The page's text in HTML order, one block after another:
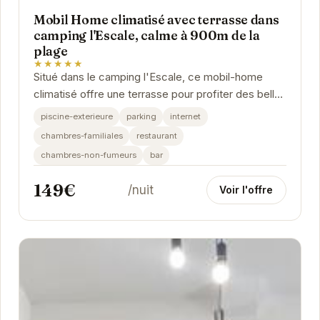
Mobil Home climatisé avec terrasse dans
camping l'Escale, calme à 900m de la
plage
★★★★★
Situé dans le camping l'Escale, ce mobil-home
climatisé offre une terrasse pour profiter des belles
journées ensoleillées. À proximité de la...
piscine-exterieure parking
internet
chambres-familiales
restaurant
chambres-non-fumeurs
bar
149€ /nuit Voir l'offre